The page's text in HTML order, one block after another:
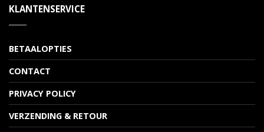
KLANTENSERVICE
BETAALOPTIES
CONTACT
PRIVACY POLICY
VERZENDING & RETOUR